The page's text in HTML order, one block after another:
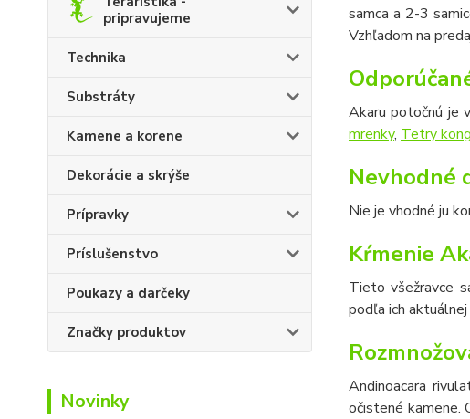
pripravujeme
Technika
Substráty
Kamene a korene
Dekorácie a skrýše
Prípravky
Príslušenstvo
Poukazy a darčeky
Značky produktov
Novinky
samca a 2-3
Vzhľadom na
Akaru potočnú je
mrenky, Tetry
Nevhodné
Nie je vhodné ju
Kŕmenie
Tieto všežravce
podľa ich
Andinoacara
očistené kamene.